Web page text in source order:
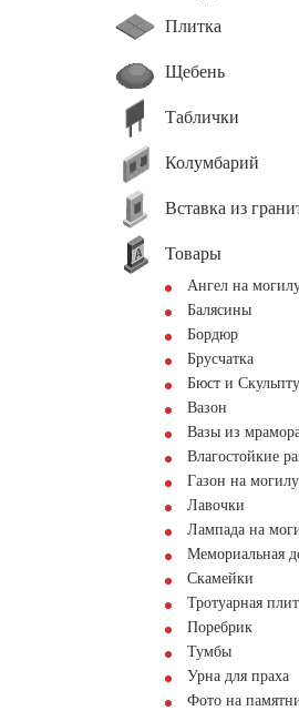
Плитка
Щебень
Таблички
Колумбарий
Вставка из
Товары
Ангел на
Балясины
Бордюр
Брусчатка
Бюст и
Вазон
Вазы из
Влагостойкие
Газон на могилу
Лавочки
Лампада на
Мемориальная
Скамейки
Тротуарная
Поребрик
Тумбы
Урна для праха
Фото на